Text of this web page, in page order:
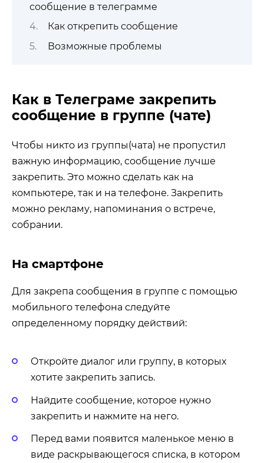
сообщение в телеграмме
Как открепить сообщение
Возможные проблемы
Как в Телеграме закрепить
сообщение в группе (чате)
Чтобы никто из группы(чата) не пропустил
важную информацию, сообщение лучше
закрепить. Это можно сделать как на
компьютере, так и на телефоне. Закрепить
можно рекламу, напоминания о встрече,
собрании.
На смартфоне
Для закрепа сообщения в группе с помощью
мобильного телефона следуйте
определенному порядку действий:
Откройте диалог или группу, в которых
хотите закрепить запись.
Найдите сообщение, которое нужно
закрепить и нажмите на него.
Перед вами появится маленькое меню в
виде раскрывающегося списка, в котором